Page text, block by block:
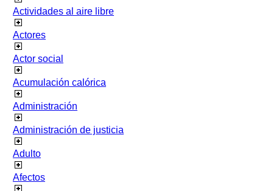
Actividades al aire libre
Actores
Actor social
Acumulación calórica
Administración
Administración de justicia
Adulto
Afectos